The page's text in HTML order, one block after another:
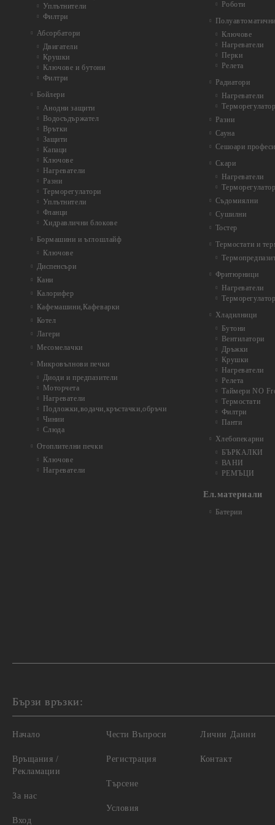
Уплътнители
Филтри
Абсорбатори
Двигатели
Крушки
Ключове и бутони
Филтри
Бойлери
Анодни защити
Водосъдържател
Врътки
Защити
Капаци
Ключове
Нагреватели
Разни
Терморегулатори
Уплътнители
Фланци
Хидравлични блокове
Бормашини и ъглошлайф
Ключове
Диспенсъри
Кани
Калорифер
Кафемашини,Кафеварки
Котел
Лагери
Месомелачки
Микровълнови печки
Диоди и предпазители
Моторчета
Нагреватели
Подложки,водачи,кръстачки,обръчи
Чинии
Слюда
Отоплителни печки
Ключове
Нагреватели
Роботи
Ключове
Нагреватели
Перки
Релета
Радиатори
Нагреватели
Разни
Сауна
Сешоари
Скари
Нагреватели
Съдомиялни
Сушилни
Тостер
Термостати и
Фритюрници
Нагреватели
Хладилници
Бутони
Вентилатори
Дръжки
Крушки
Нагреватели
Релета
Таймери NO
Термостати
Филтри
Панти
Хлебопекарни
БЪРКАЛКИ
ВАНИ
РЕМЪЦИ
Ел.материали
Батерии
Бързи връзки:
Начало
Връщания /
Рекламации
За нас
Вход
Чести Въпроси
Регистрация
Търсене
Условия
Лични Данни
Контакт